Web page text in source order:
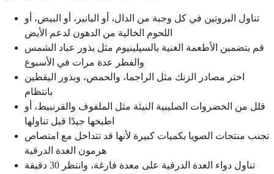
تناول البروتين في كل وجبة من الدال، أو البانير، أو البيض، أو
اللحوم الخالية من الدهون لدعم الأيض
قم بتضمين الأطعمة الغنية بالسيلينيوم مثل بذور عباد الشمس
والفطر عدة مرات في الأسبوع
اختر مصادر الزنك مثل الراجما، والحمص، وبذور اليقطين
بانتظام
قلل من الخضروات الصليبية النيئة مثل الملفوف والقرنبيط، أو
اطبخها جيدًا قبل تناولها
تجنب منتجات الصويا بكميات كبيرة لأنها قد تتداخل مع امتصاص
هرمون الغدة الدرقية
تناول دواء الغدة الدرقية على معدة فارغة، وانتظر 30 دقيقة